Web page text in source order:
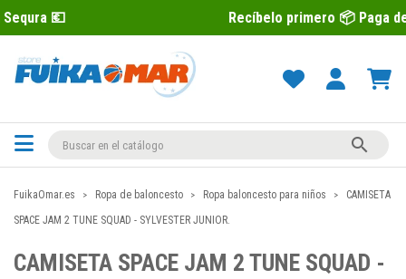
Recíbelo primero 📦 Paga después con

FuikaOmar.es Ropa de baloncesto Ropa baloncesto para niños
CAMISETA
SPACE JAM 2 TUNE SQUAD - SYLVESTER JUNIOR.
CAMISETA SPACE JAM 2 TUNE SQUAD -